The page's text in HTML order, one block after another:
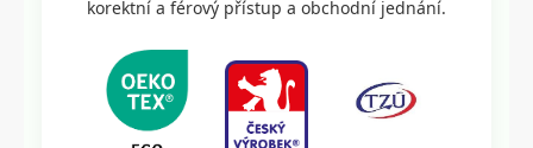
korektní a férový přístup a obchodní jednání.